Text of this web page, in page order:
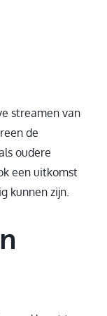
streamen van
de
oudere
een uitkomst
kunnen zijn.